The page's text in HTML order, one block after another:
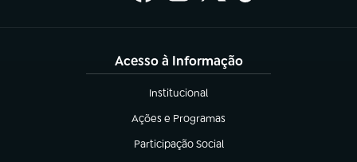
Acesso à Informação
Institucional
(abre em nova aba)
Ações e Programas
(abre em nova aba)
Participação Social
(abre em nova aba)